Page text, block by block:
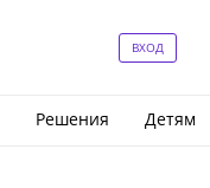
ВХОД
Решения Детям